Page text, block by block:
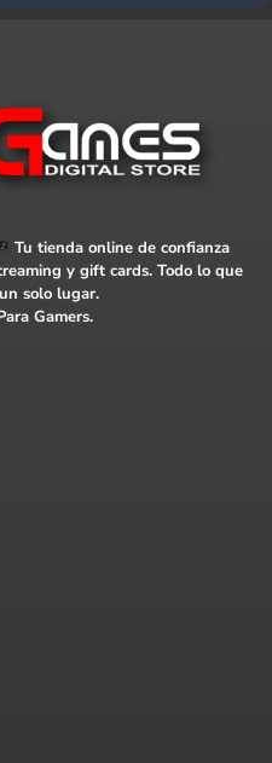
Tu tienda online de confianza
y gift cards. Todo lo que
solo lugar.
Gamers.